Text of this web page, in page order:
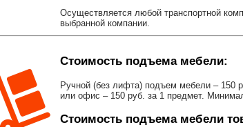
Осуществляется любой транспортной
выбранной компании.
Стоимость подъема мебели:
Ручной (без лифта) подъем мебели – 150
или офис – 150 руб. за 1 предмет.
Стоимость подъема мебели